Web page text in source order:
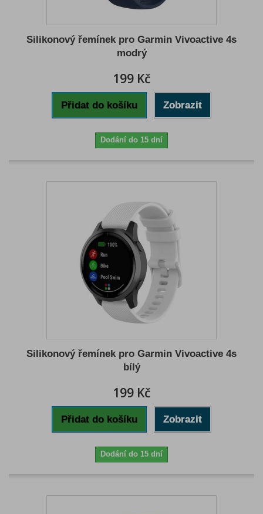
Silikonový řemínek pro Garmin Vivoactive 4s
modrý
199 Kč
Přidat do košíku Zobrazit
Dodání do 15 dní
Silikonový řemínek pro Garmin Vivoactive 4s
bílý
199 Kč
Přidat do košíku Zobrazit
Dodání do 15 dní